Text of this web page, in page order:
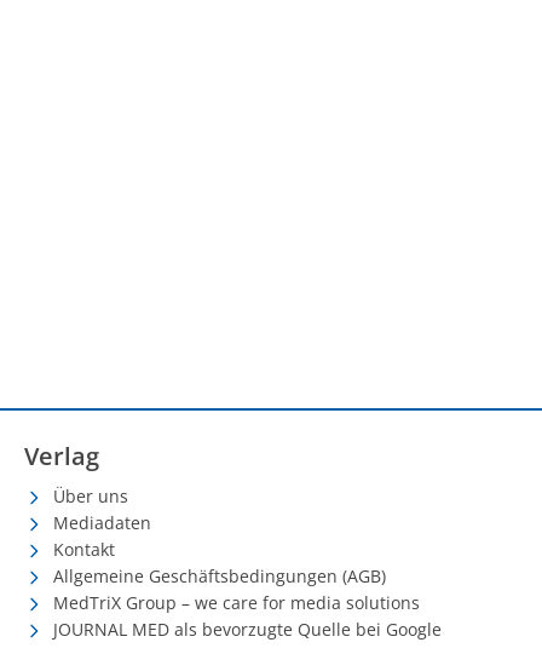
Verlag
Über uns
Mediadaten
Kontakt
Allgemeine Geschäftsbedingungen (AGB)
MedTriX Group – we care for media solutions
JOURNAL MED als bevorzugte Quelle bei Google